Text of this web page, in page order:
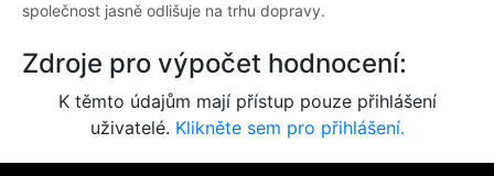
společnost jasně odlišuje na trhu dopravy.
Zdroje pro výpočet hodnocení:
K těmto údajům mají přístup pouze přihlášení
uživatelé. Klikněte sem pro přihlášení.